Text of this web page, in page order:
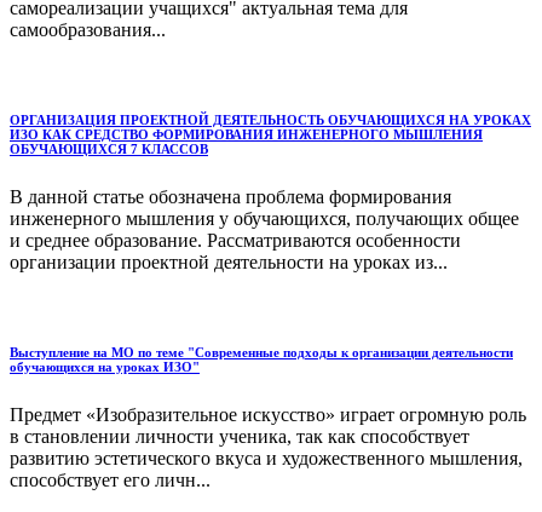
самореализации учащихся" актуальная тема для
самообразования...
ОРГАНИЗАЦИЯ ПРОЕКТНОЙ ДЕЯТЕЛЬНОСТЬ ОБУЧАЮЩИХСЯ НА УРОКАХ
ИЗО КАК СРЕДСТВО ФОРМИРОВАНИЯ ИНЖЕНЕРНОГО МЫШЛЕНИЯ
ОБУЧАЮЩИХСЯ 7 КЛАССОВ
В данной статье обозначена проблема формирования
инженерного мышления у обучающихся, получающих общее
и среднее образование. Рассматриваются особенности
организации проектной деятельности на уроках из...
Выступление на МО по теме "Современные подходы к организации деятельности
обучающихся на уроках ИЗО"
Предмет «Изобразительное искусство» играет огромную роль
в становлении личности ученика, так как способствует
развитию эстетического вкуса и художественного мышления,
способствует его личн...